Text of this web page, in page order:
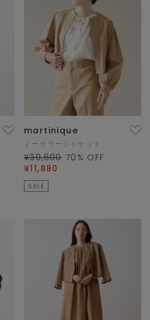
martinique
ノーカラージャケット
¥39,600 70 % OFF
¥11,880
SALE